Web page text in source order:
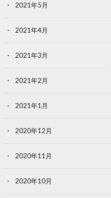
2021年5月
2021年4月
2021年3月
2021年2月
2021年1月
2020年12月
2020年11月
2020年10月